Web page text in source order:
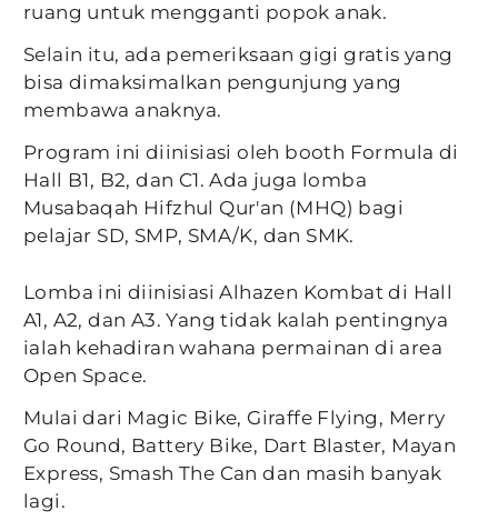
ruang untuk mengganti popok anak.
Selain itu, ada pemeriksaan gigi gratis yang
bisa dimaksimalkan pengunjung yang
membawa anaknya.
Program ini diinisiasi oleh booth Formula di
Hall B1, B2, dan C1. Ada juga lomba
Musabaqah Hifzhul Qur'an (MHQ) bagi
pelajar SD, SMP, SMA/K, dan SMK.
Lomba ini diinisiasi Alhazen Kombat di Hall
A1, A2, dan A3. Yang tidak kalah pentingnya
ialah kehadiran wahana permainan di area
Open Space.
Mulai dari Magic Bike, Giraffe Flying, Merry
Go Round, Battery Bike, Dart Blaster, Mayan
Express, Smash The Can dan masih banyak
lagi.